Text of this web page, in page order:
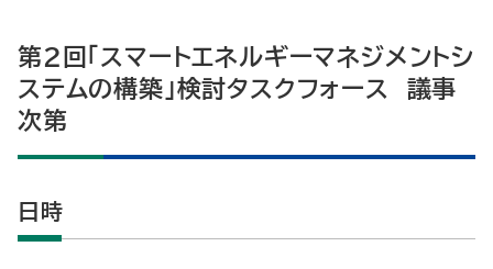
第2回「スマートエネルギーマネジメントシ
ステムの構築」検討タスクフォース 議事
次第
日時